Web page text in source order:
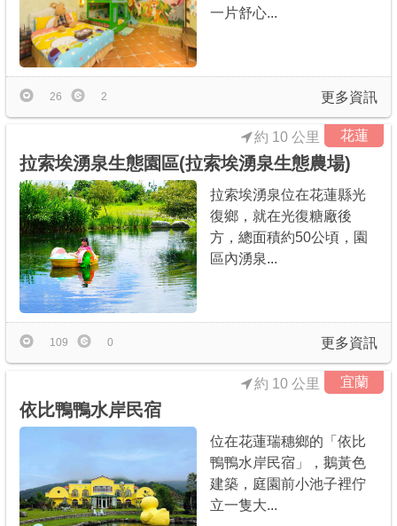
一片舒心...
更多資訊
26 2
花蓮
約 10 公里
拉索埃湧泉生態園區(拉索埃湧泉生態農場)
拉索埃湧泉位在花蓮縣光
復鄉，就在光復糖廠後
方，總面積約50公頃，園
區內湧泉...
更多資訊
109 0
宜蘭
約 10 公里
依比鴨鴨水岸民宿
位在花蓮瑞穗鄉的「依比
鴨鴨水岸民宿」，鵝黃色
建築，庭園前小池子裡佇
立一隻大...